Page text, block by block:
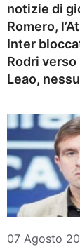
notizie di
Romero,
Inter
Rodri
Leao,
07 Agosto